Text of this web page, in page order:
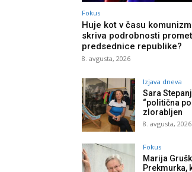
Fokus
Huje kot v času
skriva podrobnosti
predsednice republike?
8. avgusta, 2026
Izjava dneva
Sara
“politična
zlorabljen
8. avgusta, 2026
Fokus
Marija
Prekmurka,